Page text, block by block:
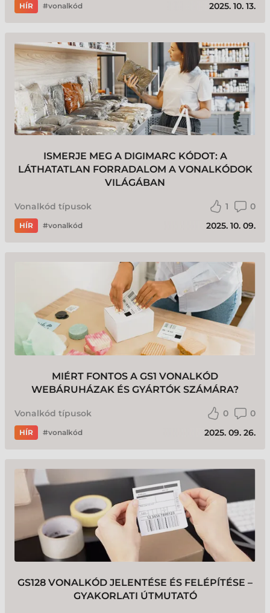
HÍR vonalkód 2025. 10. 13.
ISMERJE MEG A DIGIMARC KÓDOT: A
LÁTHATATLAN FORRADALOM A VONALKÓDOK
VILÁGÁBAN
Vonalkód típusok 1 0
HÍR vonalkód 2025. 10. 09.
MIÉRT FONTOS A GS1 VONALKÓD
WEBÁRUHÁZAK ÉS GYÁRTÓK SZÁMÁRA?
Vonalkód típusok 0 0
HÍR vonalkód 2025. 09. 26.
GS128 VONALKÓD JELENTÉSE ÉS FELÉPÍTÉSE –
GYAKORLATI ÚTMUTATÓ